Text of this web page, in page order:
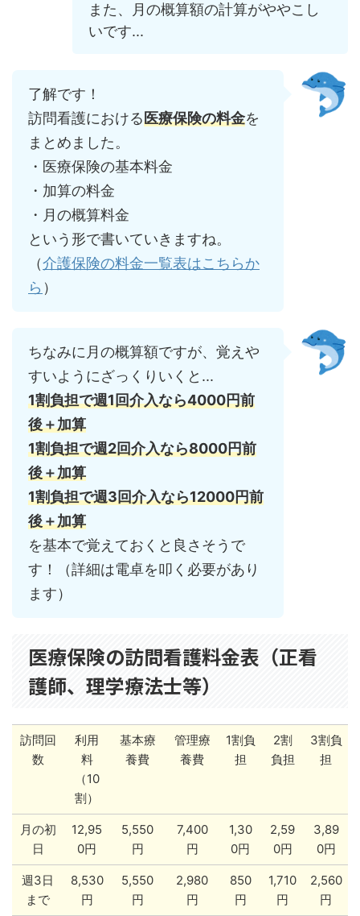
また、月の概算額の計算がややこし
いです...
了解です！
訪問看護における医療保険の料金を
まとめました。
・医療保険の基本料金
・加算の料金
・月の概算料金
という形で書いていきますね。
（介護保険の料金一覧表はこちらか
ら ）
ちなみに月の概算額ですが、覚えや
すいようにざっくりいくと...
1割負担で週1回介入なら4000円前
後＋加算
1割負担で週2回介入なら8000円前
後＋加算
1割負担で週3回介入なら12000円前
後＋加算
を基本で覚えておくと良さそうで
す！（詳細は電卓を叩く必要があり
ます）
医療保険の訪問看護料金表（正看
護師、理学療法士等）
訪問回
数
利用
料
（10
割）
基本療
養費
管理療
養費
1割負
担
2割
負担
3割負
担
月の初
日
12,95
0円
5,550
円
7,400
円
1,30
0円
2,59
0円
3,89
0円
週3日
まで
8,530
円
5,550
円
2,980
円
850
円
1,710
円
2,560
円